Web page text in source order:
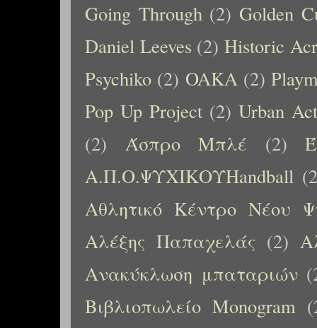
Going Through (2) Golden
Daniel Leeves (2) Historic
Psychiko (2) OAKA (2)
Pop Up Project (2) Urban Act
(2)
Άσπρο Μπλέ (2)
Α.Π.Ο.ΨΥΧΙΚΟΥHandball
Αθλητικό Κέντρο Νέου
Αλέξης Παπαχελάς (2)
Ανακύκλωση μπαταριών
Βιβλιοπωλείο Monogram